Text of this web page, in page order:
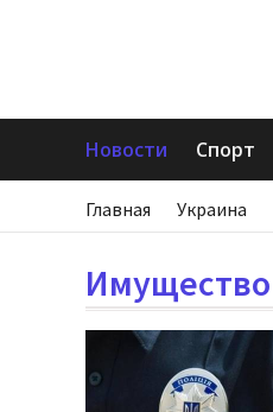
Новости Спорт
Главная Украина
Имущество